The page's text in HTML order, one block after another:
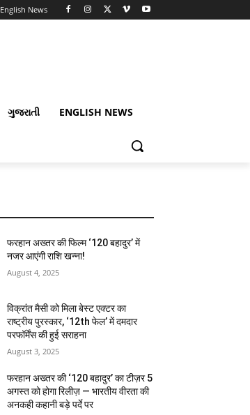
English News
ગુજરાતી ENGLISH NEWS
फरहान अख्तर की फिल्म ‘120 बहादुर’ में
नजर आएंगी राशि खन्ना!
August 4, 2025
विक्रांत मैसी को मिला बेस्ट एक्टर का
राष्ट्रीय पुरस्कार, ‘12th फेल’ में दमदार
परफॉर्मेंस की हुई सराहना
August 3, 2025
फरहान अख्तर की ‘120 बहादुर’ का टीज़र 5
अगस्त को होगा रिलीज़ — भारतीय वीरता की
अनकही कहानी बड़े पर्दे पर